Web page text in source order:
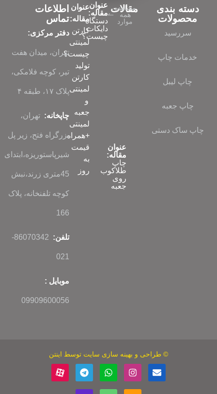
دسته بندی
محصولات
سررسید
خدمات چاپ
چاپ لیبل
چاپ جعبه
چاپ ساک دستی
مقالات
مشاهده
همه
موارد
عنوان
مقاله:
چاپ
طلاکوب
روی
جعبه
عنوان
مقاله:
دستگاه
دایکات
چیست؟
عنوان
مقاله:
کارتن
لمینتی
چیست؟
تولید
کارتن
لمینتی
و
جعبه
لمینتی
+همراه
قیمت
به
روز
اطلاعات
تماس
دفتر مرکزی:
تهران، میدان هفت
تیر، کوچه فلامکی،
پلاک ۱۷، طبقه ۴
چاپخانه: تهران،
بزرگراه فتح، زیر پل
شیرپاستوریزه،ابتدای
45متری زرند،نبش
کوچه تلفنخانه، پلاک
166
تلفن: 86070342-
021
موبایل :
09909600056
© طراحی و بهینه سازی سایت توسط اینتن